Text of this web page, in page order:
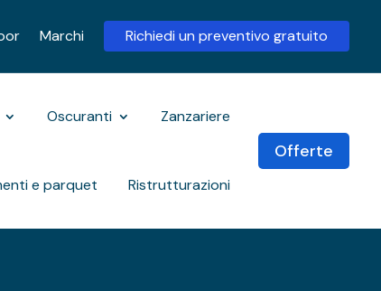
Marchi Richiedi un preventivo gratuito
Oscuranti Zanzariere
e parquet Ristrutturazioni
Offerte